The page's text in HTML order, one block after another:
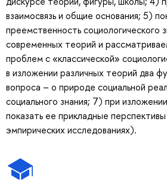
взаимосвязь и общие основания; 5)
преемственность социологического
современных теорий и
проблем с «классической»
в изложении различных теорий два
вопроса – о природе социальной
социального знания; 7) при
показать ее прикладные
эмпирических исследованиях).